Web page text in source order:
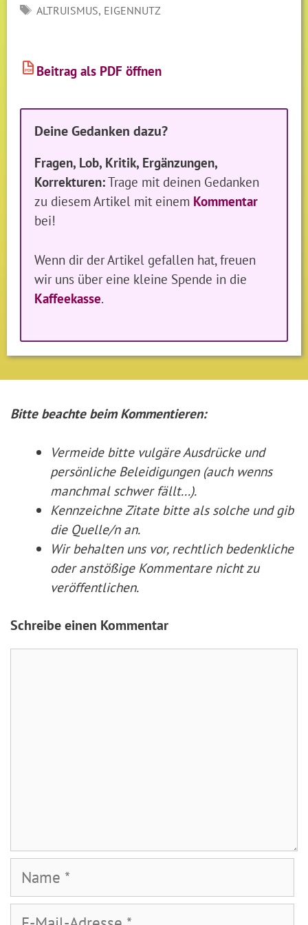
SCHLAGWÖRTER
ALTRUISMUS, EIGENNUTZ
PDF Beitrag als PDF öffnen
Deine Gedanken dazu?
Fragen, Lob, Kritik, Ergänzungen,
Korrekturen:Trage mit deinen Gedanken
zu diesem Artikel mit einem Kommentar
bei!
Wenn dir der Artikel gefallen hat, freuen
wir uns über eine kleine Spende in die
Kaffeekasse.
Bitte beachte beim Kommentieren:
Vermeide bitte vulgäre Ausdrücke und
persönliche Beleidigungen (auch wenns
manchmal schwer fällt...).
Kennzeichne Zitate bitte als solche und gib
die Quelle/n an.
Wir behalten uns vor, rechtlich bedenkliche
oder anstößige Kommentare nicht zu
veröffentlichen.
Schreibe einen Kommentar